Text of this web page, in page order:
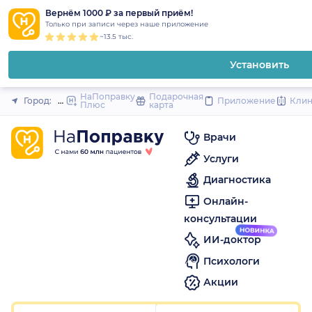
Вернём 1000 ₽ за первый приём!
Только при записи через наше приложение
~13.5 тыс.
Установить
Закрыть
Город: МоскваНаПоправку
Плюс
Подарочная
карта
Приложение
Врачи
Услуги
Диагностика
Онлайн-
консультации
ИИ-доктор
Психологи
Акции